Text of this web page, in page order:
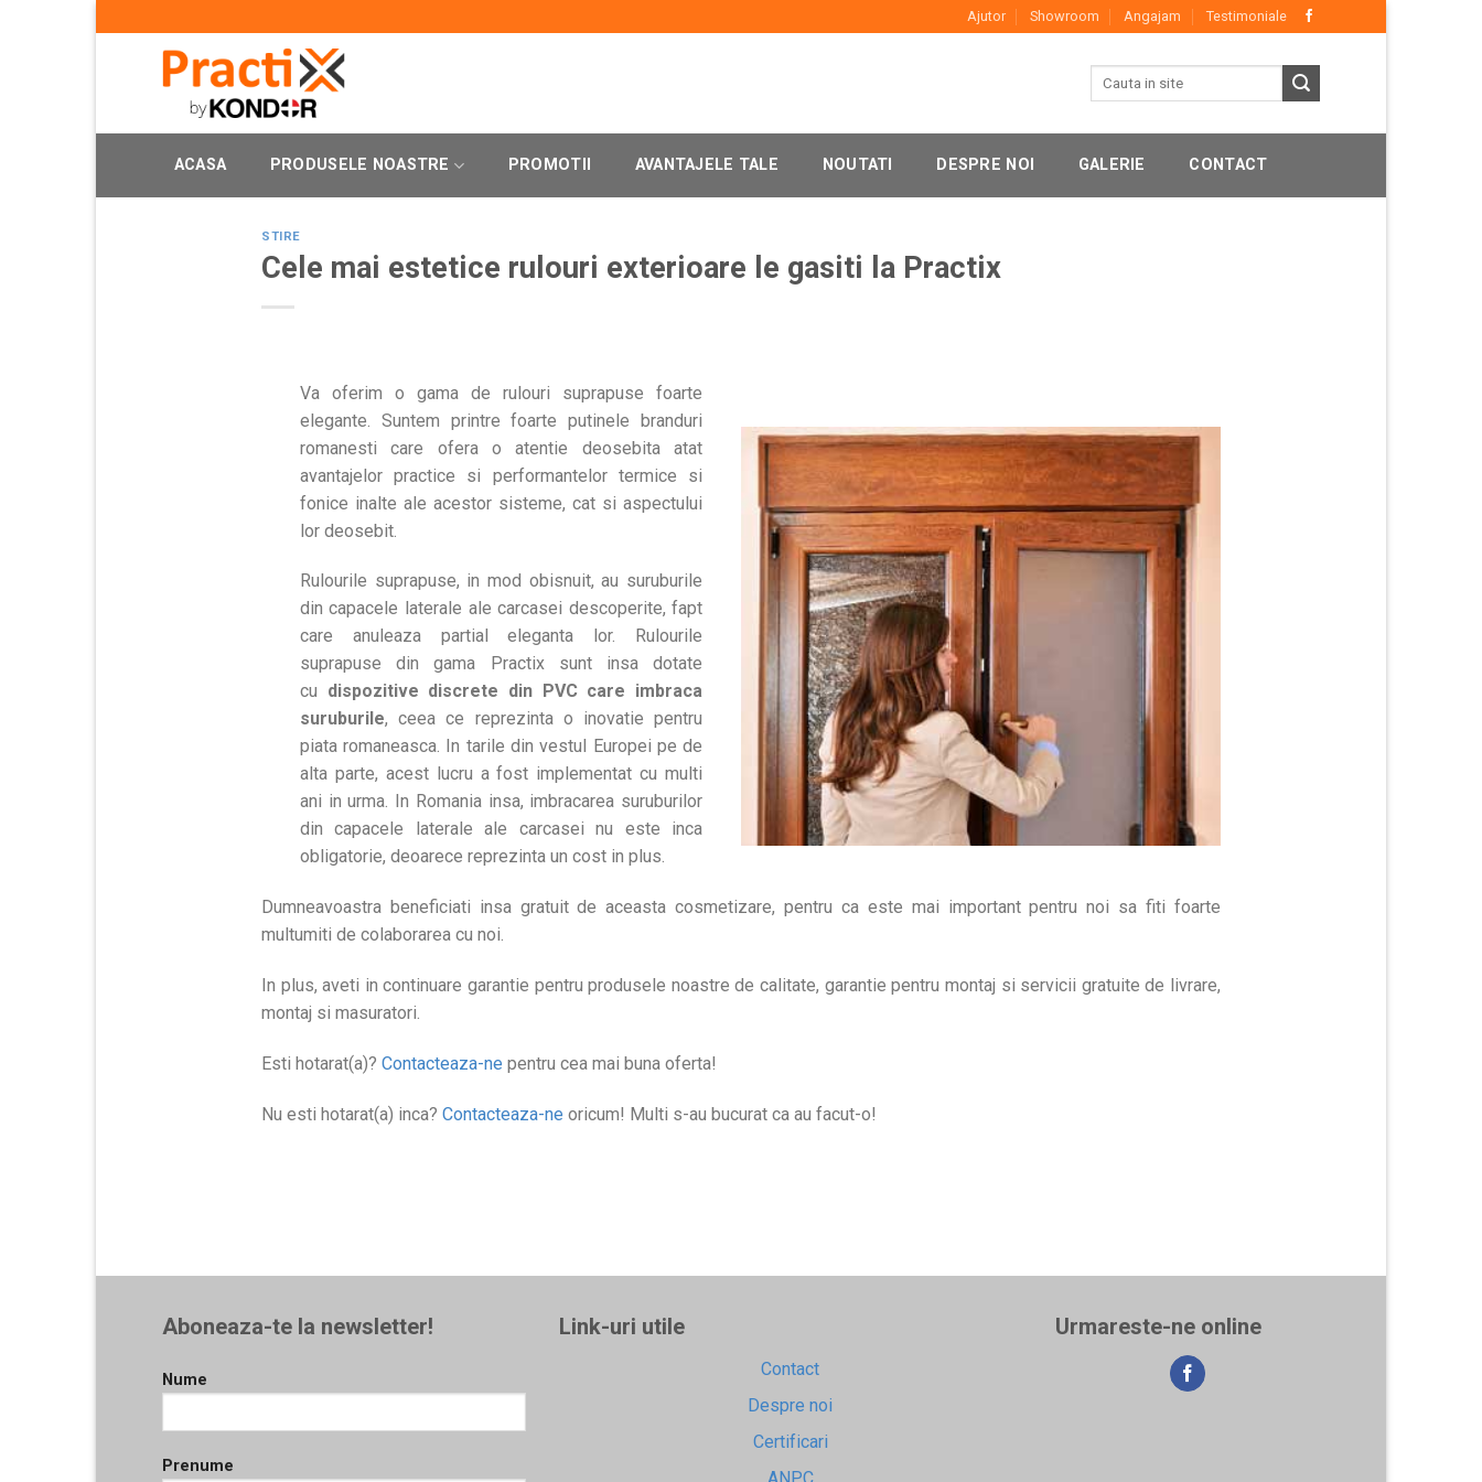
Ajutor Showroom Angajam Testimoniale
ACASA PRODUSELE NOASTRE PROMOTII AVANTAJELE TALE NOUTATI DESPRE NOI GALERIE CONTACT
STIRE
Cele mai estetice rulouri exterioare le gasiti la Practix
Va oferim o gama de rulouri suprapuse foarte
elegante. Suntem printre foarte putinele branduri
romanesti care ofera o atentie deosebita atat
avantajelor practice si performantelor termice si
fonice inalte ale acestor sisteme, cat si aspectului
lor deosebit.
Rulourile suprapuse, in mod obisnuit, au suruburile
din capacele laterale ale carcasei descoperite, fapt
care anuleaza partial eleganta lor. Rulourile
suprapuse din gama Practix sunt insa dotate
cu dispozitive discrete din PVC care imbraca
suruburile, ceea ce reprezinta o inovatie pentru
piata romaneasca. In tarile din vestul Europei pe de
alta parte, acest lucru a fost implementat cu multi
ani in urma. In Romania insa, imbracarea suruburilor
din capacele laterale ale carcasei nu este inca
obligatorie, deoarece reprezinta un cost in plus.
Dumneavoastra beneficiati insa gratuit de aceasta cosmetizare, pentru ca este mai important pentru noi sa fiti foarte
multumiti de colaborarea cu noi.
In plus, aveti in continuare garantie pentru produsele noastre de calitate, garantie pentru montaj si servicii gratuite de livrare,
montaj si masuratori.
Esti hotarat(a)? Contacteaza-ne pentru cea mai buna oferta!
Nu esti hotarat(a) inca? Contacteaza-ne oricum! Multi s-au bucurat ca au facut-o!
Aboneaza-te la newsletter!
Nume
Prenume
Link-uri utile
Contact
Despre noi
Certificari
Urmareste-ne online